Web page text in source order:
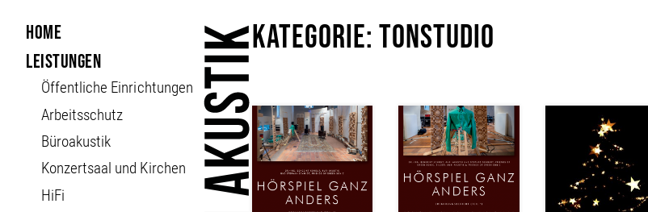
Home
Leistungen
Öffent­liche Ein­richt­ungen
Arbeitsschutz
Büroakustik
Konzertsaal und Kirchen
HiFi
Kategorie: Tonstudio